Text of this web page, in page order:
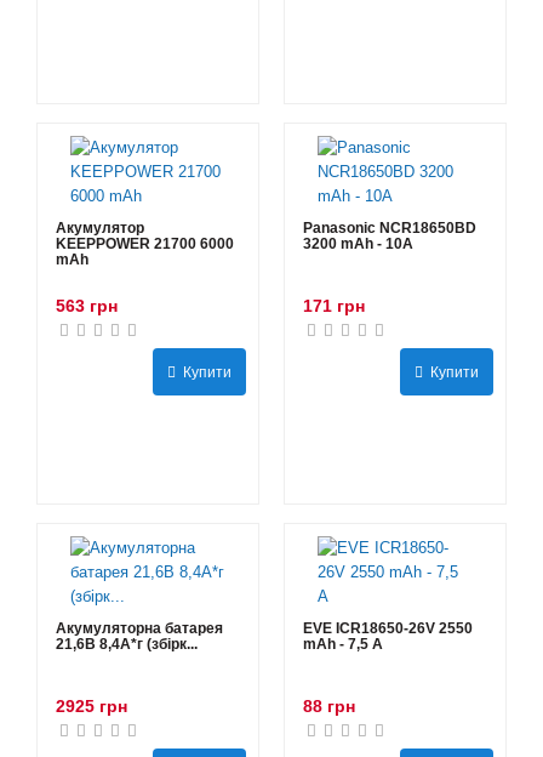
Акумулятор
KEEPPOWER 21700 6000
mAh
563 грн
Купити
Panasonic NCR18650BD
3200 mAh - 10А
171 грн
Купити
Акумуляторна батарея
21,6В 8,4A*г (збірк...
2925 грн
EVE ICR18650-26V 2550
mAh - 7,5 А
88 грн